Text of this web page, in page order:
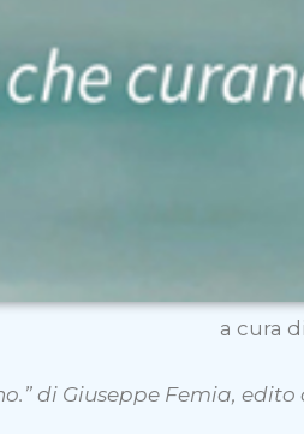
a cura di
di Giuseppe Femia,